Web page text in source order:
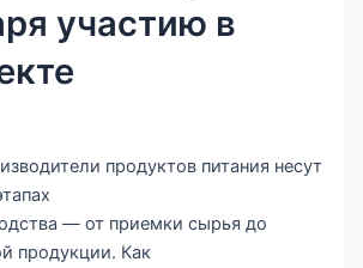
участию в
продуктов питания несут
— от приемки сырья до
продукции. Как